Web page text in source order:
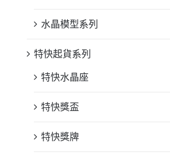
水晶模型系列
特快起貨系列
特快水晶座
特快獎盃
特快獎牌